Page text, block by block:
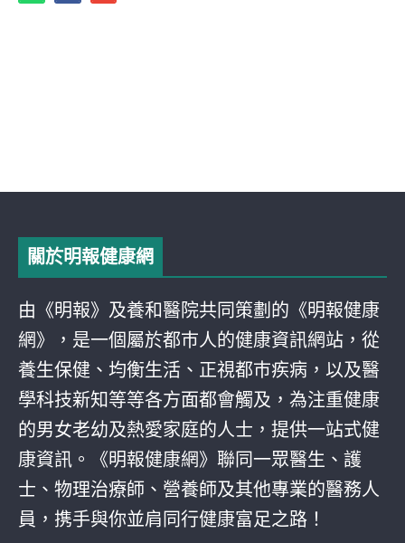
關於明報健康網
由《明報》及養和醫院共同策劃的《明報健康
網》，是一個屬於都巿人的健康資訊網站，從
養生保健、均衡生活、正視都巿疾病，以及醫
學科技新知等等各方面都會觸及，為注重健康
的男女老幼及熱愛家庭的人士，提供一站式健
康資訊。《明報健康網》聯同一眾醫生、護
士、物理治療師、營養師及其他專業的醫務人
員，携手與你並肩同行健康富足之路！